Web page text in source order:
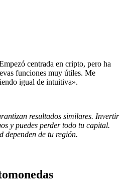
centrada en cripto, pero ha
funciones muy útiles. Me
igual de intuitiva».
resultados similares. Invertir
y puedes perder todo tu capital.
dependen de tu región.